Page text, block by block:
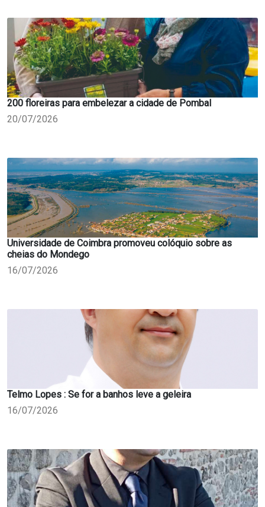
200 floreiras para embelezar a cidade de Pombal
20/07/2026
Universidade de Coimbra promoveu colóquio sobre as
cheias do Mondego
16/07/2026
Telmo Lopes : Se for a banhos leve a geleira
16/07/2026